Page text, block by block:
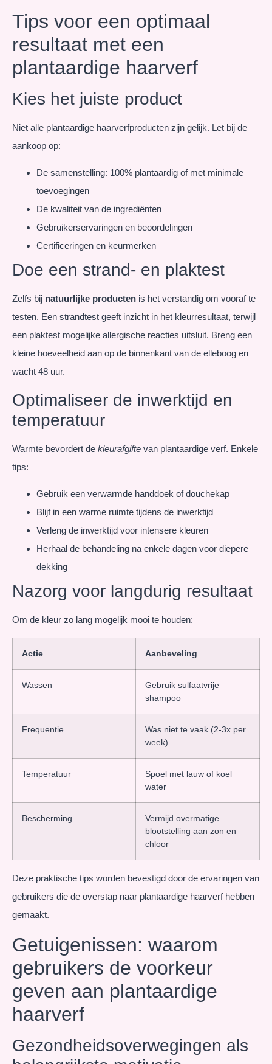
Tips voor een optimaal
resultaat met een
plantaardige haarverf
Kies het juiste product
Niet alle plantaardige haarverfproducten zijn gelijk. Let bij de
aankoop op:
De samenstelling: 100% plantaardig of met minimale
toevoegingen
De kwaliteit van de ingrediënten
Gebruikerservaringen en beoordelingen
Certificeringen en keurmerken
Doe een strand- en plaktest
Zelfs bij natuurlijke producten is het verstandig om vooraf te
testen. Een strandtest geeft inzicht in het kleurresultaat, terwijl
een plaktest mogelijke allergische reacties uitsluit. Breng een
kleine hoeveelheid aan op de binnenkant van de elleboog en
wacht 48 uur.
Optimaliseer de inwerktijd en
temperatuur
Warmte bevordert de kleurafgifte van plantaardige verf. Enkele
tips:
Gebruik een verwarmde handdoek of douchekap
Blijf in een warme ruimte tijdens de inwerktijd
Verleng de inwerktijd voor intensere kleuren
Herhaal de behandeling na enkele dagen voor diepere
dekking
Nazorg voor langdurig resultaat
Om de kleur zo lang mogelijk mooi te houden:
Actie Aanbeveling
Wassen
Gebruik sulfaatvrije
shampoo
Frequentie
Was niet te vaak (2-3x per
week)
Temperatuur
Spoel met lauw of koel
water
Bescherming
Vermijd overmatige
blootstelling aan zon en
chloor
Deze praktische tips worden bevestigd door de ervaringen van
gebruikers die de overstap naar plantaardige haarverf hebben
gemaakt.
Getuigenissen: waarom
gebruikers de voorkeur
geven aan plantaardige
haarverf
Gezondheidsoverwegingen als